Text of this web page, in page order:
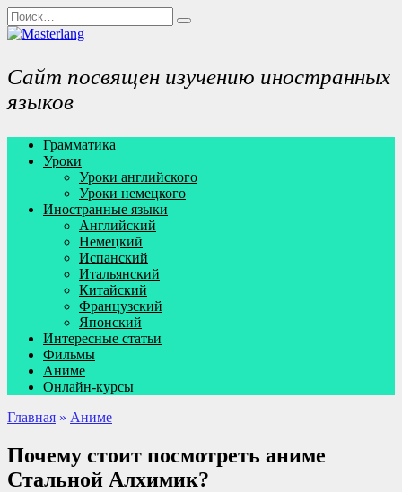
Перейти
к
содержанию
Search
for:
Сайт посвящен изучению иностранных
языков
Грамматика
Уроки
Уроки английского
Уроки немецкого
Иностранные языки
Английский
Немецкий
Испанский
Итальянский
Китайский
Французский
Японский
Интересные статьи
Фильмы
Аниме
Онлайн-курсы
Главная » Аниме
Почему стоит посмотреть аниме
Стальной Алхимик?